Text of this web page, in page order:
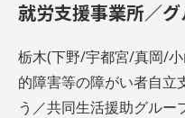
就労支援事業所／
栃木(下野/宇都宮/真岡/
的障害等の障がい者自立
う／共同生活援助グルー